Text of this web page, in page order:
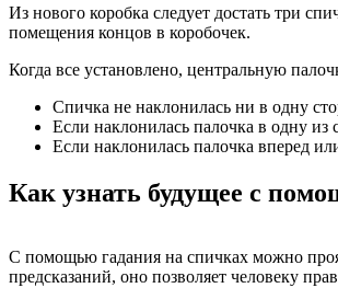
Из нового коробка следует достать три
помещения концов в коробочек.
Когда все установлено, центральную
Спичка не наклонилась ни в одну
Если наклонилась палочка в одну
Если наклонилась палочка вперед
Как узнать будущее с
С помощью гадания на спичках можно
предсказаний, оно позволяет человеку